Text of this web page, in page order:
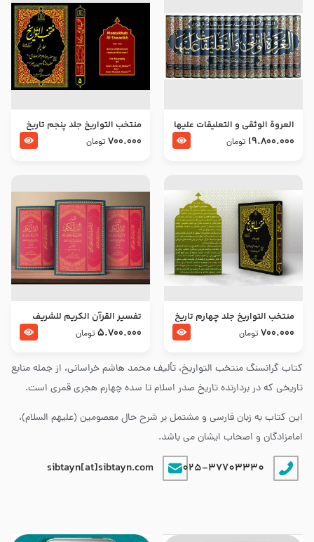
کتاب گرانسنگ منتخب التواريخ، تألیف محمد هاشم خراسانی، از جمله منابع
تاریخی که در بردارنده تاریخ صدر اسلام تا سده چهارم هجری قمری است.
این کتاب به زبان فارسی و مشتمل بر شرح حال معصومین (علیهم السلام)،
امامزادگان و اصحاب ایشان می باشد.
025-37703330
sibtayn[at]sibtayn.com
العروة الوثقى و التعليقات عليها
– طرح جدید
19.800.000 تومان
منتخب التواریخ جلد پنجم تاریخ
امام جعفر صادق و امام موسی
700.000 تومان
منتخب التواریخ جلد چهارم تاریخ
امام زین العابدین و امام محمد
700.000 تومان
تفسير القرآن الكريم للشريف
المرتضي قدس سرّه
5.700.000 تومان